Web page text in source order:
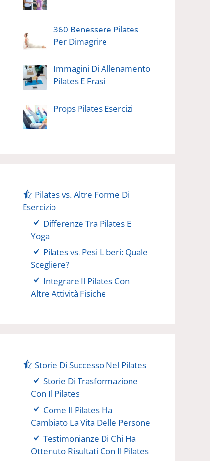
360 Benessere Pilates
Per Dimagrire
Immagini Di Allenamento
Pilates E Frasi
Props Pilates Esercizi
Pilates vs. Altre Forme Di
Esercizio
Differenze Tra Pilates E
Yoga
Pilates vs. Pesi Liberi: Quale
Scegliere?
Integrare Il Pilates Con
Altre Attività Fisiche
Storie Di Successo Nel Pilates
Storie Di Trasformazione
Con Il Pilates
Come Il Pilates Ha
Cambiato La Vita Delle Persone
Testimonianze Di Chi Ha
Ottenuto Risultati Con Il Pilates